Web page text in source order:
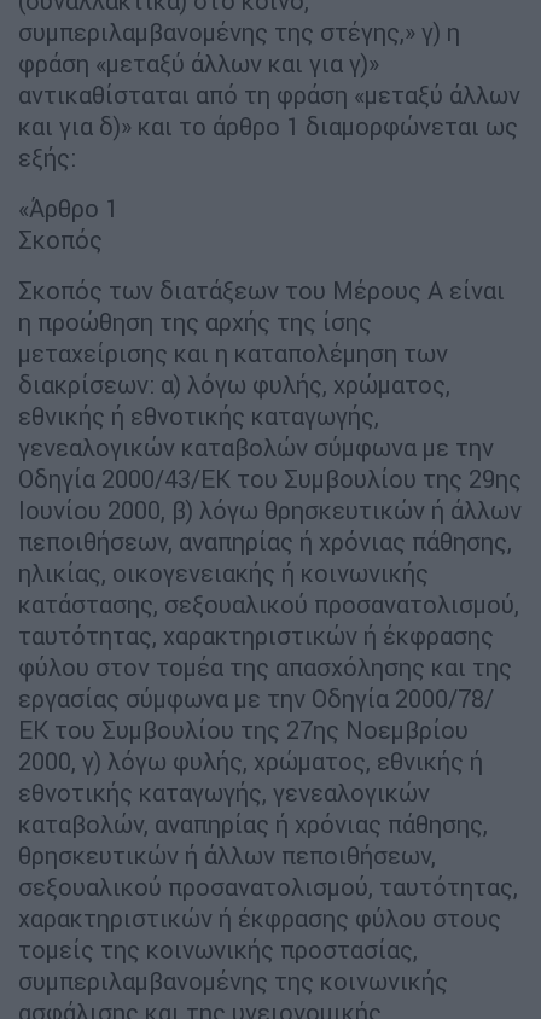
συμπεριλαμβανομένης της στέγης,» γ) η
φράση «μεταξύ άλλων και για γ)»
αντικαθίσταται από τη φράση «μεταξύ άλλων
και για δ)» και το άρθρο 1 διαμορφώνεται ως
εξής:
«Άρθρο 1
Σκοπός
Σκοπός των διατάξεων του Μέρους Α είναι
η προώθηση της αρχής της ίσης
μεταχείρισης και η καταπολέμηση των
διακρίσεων: α) λόγω φυλής, χρώματος,
εθνικής ή εθνοτικής καταγωγής,
γενεαλογικών καταβολών σύμφωνα με την
Οδηγία 2000/43/ΕΚ του Συμβουλίου της 29ης
Ιουνίου 2000, β) λόγω θρησκευτικών ή άλλων
πεποιθήσεων, αναπηρίας ή χρόνιας πάθησης,
ηλικίας, οικογενειακής ή κοινωνικής
κατάστασης, σεξουαλικού προσανατολισμού,
ταυτότητας, χαρακτηριστικών ή έκφρασης
φύλου στον τομέα της απασχόλησης και της
εργασίας σύμφωνα με την Οδηγία 2000/78/
ΕΚ του Συμβουλίου της 27ης Νοεμβρίου
2000, γ) λόγω φυλής, χρώματος, εθνικής ή
εθνοτικής καταγωγής, γενεαλογικών
καταβολών, αναπηρίας ή χρόνιας πάθησης,
θρησκευτικών ή άλλων πεποιθήσεων,
σεξουαλικού προσανατολισμού, ταυτότητας,
χαρακτηριστικών ή έκφρασης φύλου στους
τομείς της κοινωνικής προστασίας,
συμπεριλαμβανομένης της κοινωνικής
ασφάλισης και της υγειονομικής